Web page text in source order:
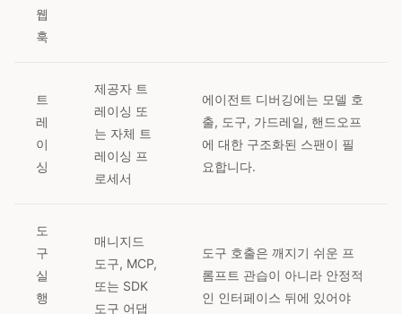
웹
훅
트
레
이
싱
제공자 트
레이싱 또
는 자체 트
레이싱 프
로세서
에이전트 디버깅에는 모델 호
출, 도구, 가드레일, 핸드오프
에 대한 구조화된 스팬이 필
요합니다.
도
구
실
행
매니지드
도구, MCP,
또는 SDK
도구 어댑
도구 호출은 깨지기 쉬운 프
롬프트 관습이 아니라 안정적
인 인터페이스 뒤에 있어야